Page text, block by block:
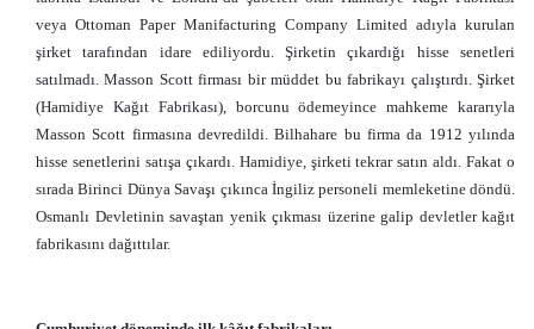
veya Ottoman Paper Manifacturing Company Limited adıyla kurulan
şirket tarafından idare ediliyordu. Şirketin çıkardığı hisse senetleri
satılmadı. Masson Scott firması bir müddet bu fabrikayı çalıştırdı. Şirket
(Hamidiye Kağıt Fabrikası), borcunu ödemeyince mahkeme kararıyla
Masson Scott firmasına devredildi. Bilhahare bu firma da 1912 yılında
hisse senetlerini satışa çıkardı. Hamidiye, şirketi tekrar satın aldı. Fakat o
sırada Birinci Dünya Savaşı çıkınca İngiliz personeli memleketine döndü.
Osmanlı Devletinin savaştan yenik çıkması üzerine galip devletler kağıt
fabrikasını dağıttılar.